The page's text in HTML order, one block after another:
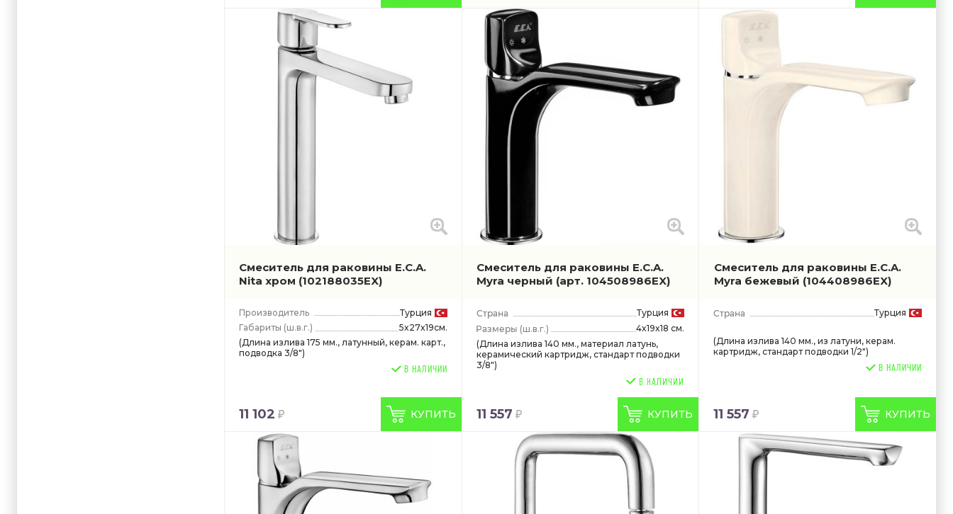
Смеситель для раковины E.C.A.
Nita хром (102188035EX)
Производитель
Турция
Габариты (ш.в.г.)
5x27x19см.
(Длина излива 175 мм., латунный, керам. карт.,
подводка 3/8")
В НАЛИЧИИ
11 102 КУПИТЬ
Смеситель для раковины E.C.A.
Myra черный (арт. 104508986EX)
Турция
(ш.в.г.)
4x19x18 см.
(Длина излива 140 мм., материал латунь,
керамический картридж, стандарт подводки
3/8")
11 557 КУПИТЬ
Смеситель для раковины E.C.A.
Myra бежевый (104408986EX)
Турция
(Длина излива 140 мм., из латуни, керам.
картридж, стандарт подводки 1/2")
В НАЛИЧИИ
11 557 КУПИТЬ